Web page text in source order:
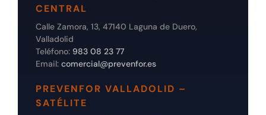
CENTRAL
Calle Zamora, 13, 47140 Laguna de Duero,
Valladolid
Teléfono: 983 08 23 77
Email: comercial@prevenfor.es
PREVENFOR VALLADOLID –
SATÉLITE